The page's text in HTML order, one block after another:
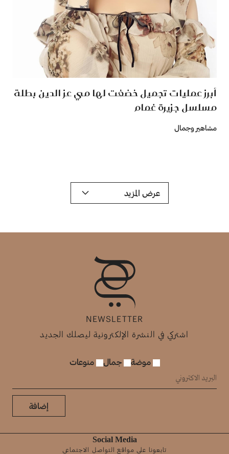
أبرز عمليات تجميل خضغت لها مي عز الدين بطلة
مسلسل جزيرة غمام
مشاهير وجمال
عرض المزيد
NEWSLETTER
اشتركي في النشرة الإلكترونية ليصلك الجديد
موضة جمال منوعات
إضافة
Social Media
تابعونا على مواقع التواصل الاجتماعي